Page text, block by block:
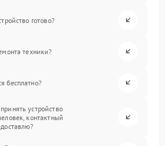
готово?
техники?
бесплатно?
устройство
контактный